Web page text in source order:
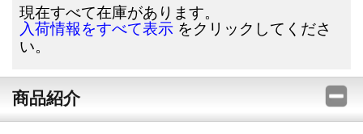
現在すべて在庫があります。
入荷情報をすべて表示 をクリックしてくださ
い。
商品紹介